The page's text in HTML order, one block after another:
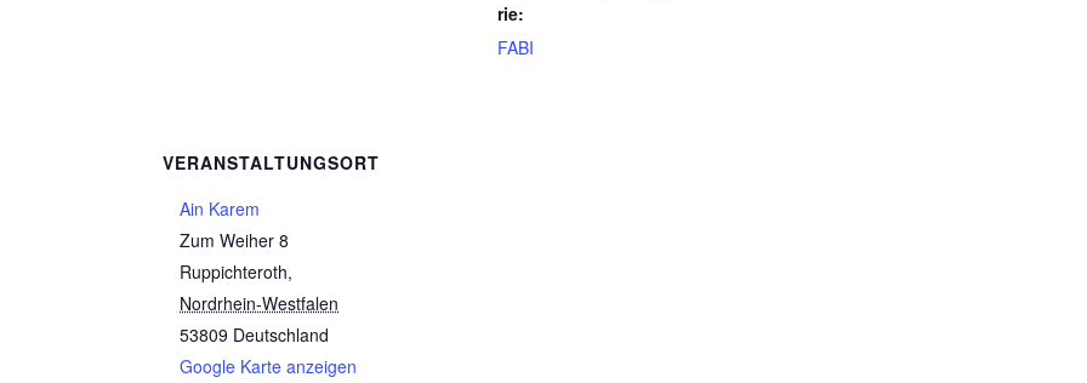
rie:
FABI
VERANSTALTUNGSORT
Ain Karem
Zum Weiher 8
Ruppichteroth,
Nordrhein-Westfalen
53809 Deutschland
Google Karte anzeigen